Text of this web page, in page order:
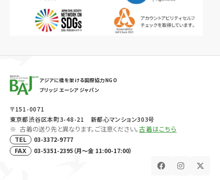
アジアに橋を架ける国際協力NGO
ブリッジ エーシア ジャパン
〒151-0071
東京都渋谷区本町3-48-21 新都心マンション303号
古着の送り先と異なります。ご注意ください。古着はこちら
TEL 03-3372-9777
FAX 03-5351-2395（月～金 11:00-17:00）